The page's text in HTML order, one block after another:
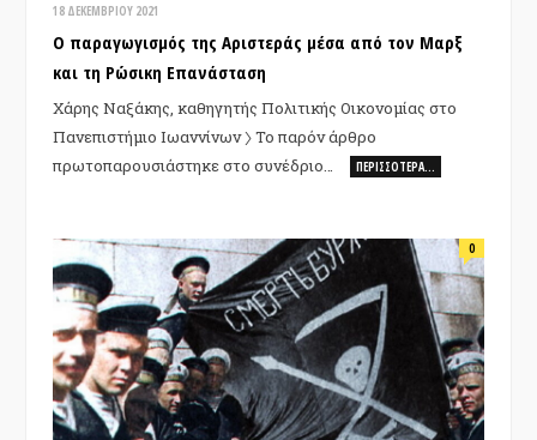
18 ΔΕΚΕΜΒΡΊΟΥ 2021
Ο παραγωγισμός της Aριστεράς μέσα από τον Μαρξ
και τη Ρώσικη Επανάσταση
Χάρης Ναξάκης, καθηγητής Πολιτικής Οικονομίας στο
Πανεπιστήμιο Ιωαννίνων 〉 Το παρόν άρθρο
πρωτοπαρουσιάστηκε στο συνέδριο…
ΠΕΡΙΣΣΌΤΕΡΑ…
0